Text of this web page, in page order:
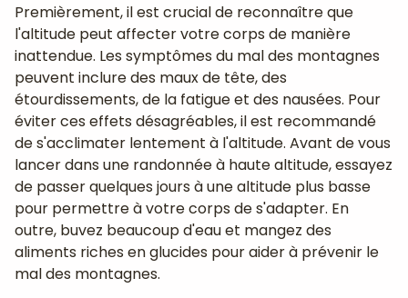
Premièrement, il est crucial de reconnaître que
l'altitude peut affecter votre corps de manière
inattendue. Les symptômes du mal des montagnes
peuvent inclure des maux de tête, des
étourdissements, de la fatigue et des nausées. Pour
éviter ces effets désagréables, il est recommandé
de s'acclimater lentement à l'altitude. Avant de vous
lancer dans une randonnée à haute altitude, essayez
de passer quelques jours à une altitude plus basse
pour permettre à votre corps de s'adapter. En
outre, buvez beaucoup d'eau et mangez des
aliments riches en glucides pour aider à prévenir le
mal des montagnes.